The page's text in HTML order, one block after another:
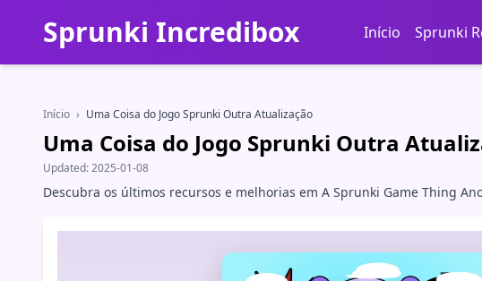
Sprunki Incredibox Início Sprunki
Início › Uma Coisa do Jogo Sprunki Outra Atualização
Uma Coisa do Jogo Sprunki Outra
Updated:2025-01-08
Descubra os últimos recursos e melhorias em A Sprunki Game Thing